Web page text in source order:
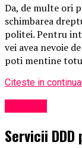
Da, de multe ori
schimbarea
politei. Pentru
vei avea nevoie
poti mentine
Citeste in
Servicii